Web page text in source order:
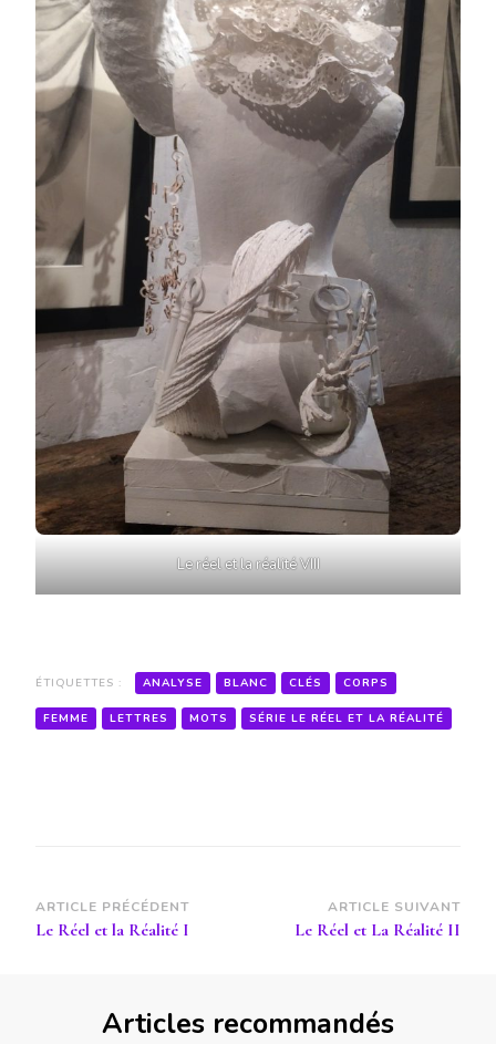
Le réel et la réalité VIII
ÉTIQUETTES : ANALYSE BLANC CLÉS CORPS
FEMME LETTRES MOTS SÉRIE LE RÉEL ET LA RÉALITÉ
Navigation
d’article
ARTICLE PRÉCÉDENT
Le Réel et la Réalité I
ARTICLE SUIVANT
Le Réel et La Réalité II
Articles recommandés